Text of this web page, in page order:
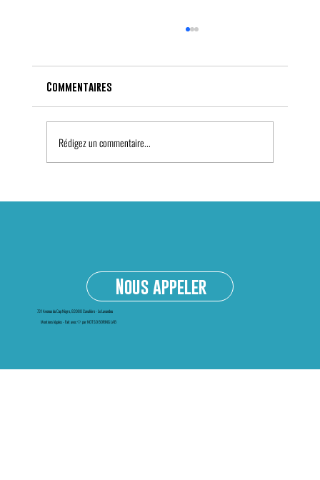
Commentaires
Rédigez un commentaire...
Nous appeler
731 Avenue du Cap Nègre, 83980 Cavalière - Le Lavandou
Mentions légales-Fait avec 🤍 par NOT SO BORING LAB